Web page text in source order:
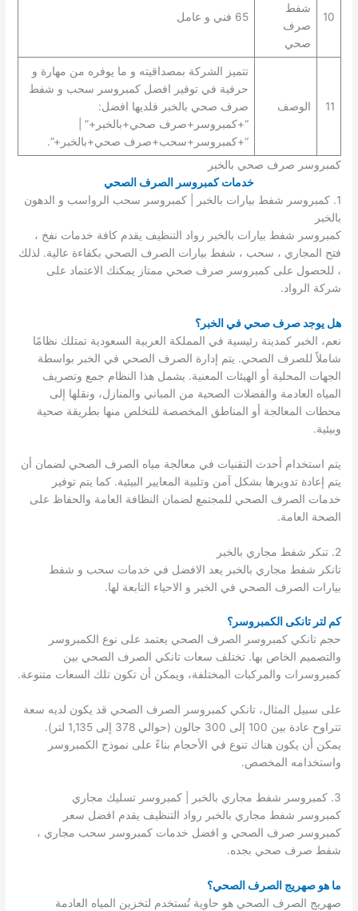
10
شفط
صرف
صحي
65 فني و عامل
11 الوصف
تتميز الشركة بمصداقيته و ما يوفره من مهارة و
حرفية في توفير افضل كمبروسر سحب و شفط
صرف صحي بالخبر فلديها افضل:
“+كمبروسر+صرف صحي+بالخبر+” |
“+كمبروسر+سحب+صرف صحي+بالخبر+”.
كمبروسر صرف صحي بالخبر
خدمات كمبروسر الصرف الصحي
1. كمبروسر شفط بيارات بالخبر | كمبروسر سحب الرواسب و الدهون
بالخبر
كمبروسر شفط بيارات بالخبر رواد التنظيف يقدم كافة خدمات نفخ ،
فتح المجاري ، سحب ، شفط بيارات الصرف الصحي بكفاءة عالية. لذلك
، للحصول على كمبروسر صرف صحي ممتاز يمكنك الاعتماد على
شركة الرواد.
هل يوجد صرف صحي في الخبر؟
نعم، الخبر كمدينة رئيسية في المملكة العربية السعودية تمتلك نظامًا
شاملاً للصرف الصحي. يتم إدارة الصرف الصحي في الخبر بواسطة
الجهات المحلية أو الهيئات المعنية. يشمل هذا النظام جمع وتصريف
المياه العادمة والفضلات الصحية من المباني والمنازل، ونقلها إلى
محطات المعالجة أو المناطق المخصصة للتخلص منها بطريقة صحية
وبيئية.
يتم استخدام أحدث التقنيات في معالجة مياه الصرف الصحي لضمان أن
يتم إعادة تدويرها بشكل آمن وتلبية المعايير البيئية. كما يتم توفير
خدمات الصرف الصحي للمجتمع لضمان النظافة العامة والحفاظ على
الصحة العامة.
2. تنكر شفط مجاري بالخبر
تانكر شفط مجاري بالخبر يعد الافضل في خدمات سحب و شفط
بيارات الصرف الصحي في الخبر و الاحياء التابعة لها.
كم لتر تانكى الكمبروسر؟
حجم تانكي كمبروسر الصرف الصحي يعتمد على نوع الكمبروسر
والتصميم الخاص بها. تختلف سعات تانكي الصرف الصحي بين
كمبروسرات والمركبات المختلفة، ويمكن أن تكون تلك السعات متنوعة.
على سبيل المثال، تانكي كمبروسر الصرف الصحي قد يكون لديه سعة
تتراوح عادة بين 100 إلى 300 جالون (حوالي 378 إلى 1,135 لتر).
يمكن أن يكون هناك تنوع في الأحجام بناءً على نموذج الكمبروسر
واستخدامه المخصص.
3. كمبروسر شفط مجاري بالخبر | كمبروسر تسليك مجاري
كمبروسر شفط مجاري بالخبر رواد التنظيف يقدم افضل سعر
كمبروسر صرف الصحي و افضل خدمات كمبروسر سحب مجاري ،
شفط صرف صحي بجده.
ما هو صهريج الصرف الصحي؟
صهريج الصرف الصحي هو حاوية تُستخدم لتخزين المياه العادمة